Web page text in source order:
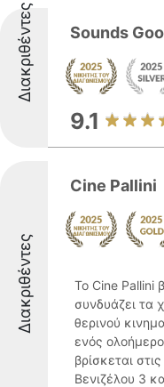
Διακριθέντες Sounds
9.1
Διακριθέντες
Cine Pallini
Το Cine Pallini
συνδυάζει τα
θερινού
ενός
βρίσκεται
Βενιζέλου 3